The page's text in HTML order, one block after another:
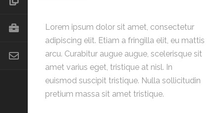
Lorem ipsum dolor sit amet, consectetur
adipiscing elit. Etiam a fringilla elit, eu mattis
arcu. Curabitur augue augue, scelerisque sit
amet varius eget, tristique at nisl. In
euismod suscipit tristique. Nulla sollicitudin
pretium massa sit amet tristique.